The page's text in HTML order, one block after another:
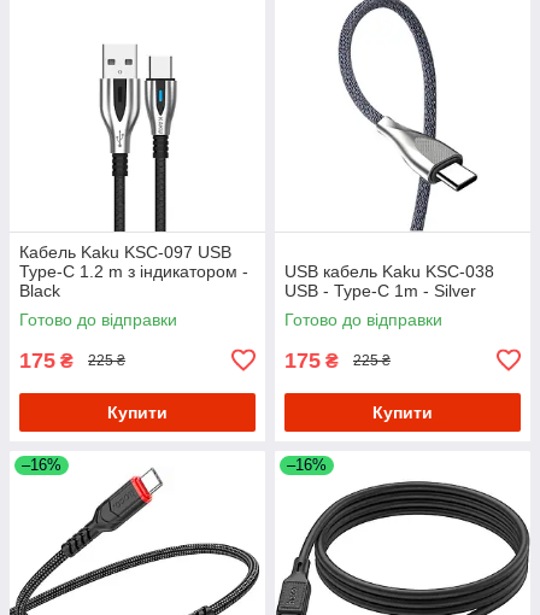
Кабель Kaku KSC-097 USB
Type-C 1.2 m з індикатором -
Black
Готово до відправки
175 ₴ 225 ₴
Купити
USB кабель Kaku KSC-038
USB - Type-C 1m - Silver
Готово до відправки
175 ₴ 225 ₴
Купити
–16% –16%